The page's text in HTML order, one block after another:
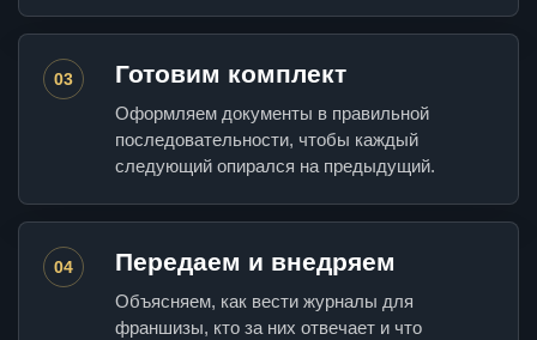
03 Готовим комплект
Оформляем документы в правильной
последовательности, чтобы каждый
следующий опирался на предыдущий.
04 Передаем и внедряем
Объясняем, как вести журналы для
франшизы, кто за них отвечает и что